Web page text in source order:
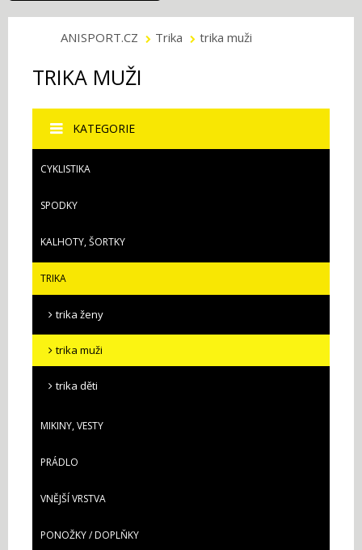
ANISPORT.CZ Trika trika muži
TRIKA MUŽI
KATEGORIE
CYKLISTIKA
SPODKY
KALHOTY, ŠORTKY
TRIKA
trika ženy
trika muži
trika děti
MIKINY, VESTY
PRÁDLO
VNĚJŠÍ VRSTVA
PONOŽKY / DOPLŇKY